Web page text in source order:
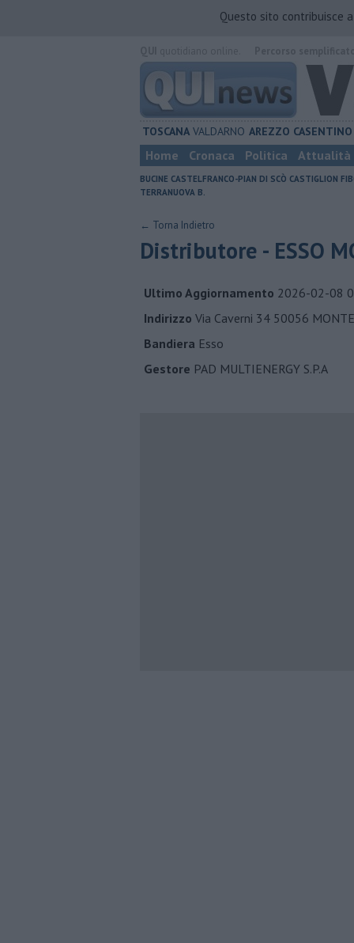
Questo sito contribuisce
TOSCANA VALDARNO AREZZO CASENTINO
Home Cronaca Politica Attualità
BUCINE CASTELFRANCO-PIAN DI SCÒ CASTIGLION
TERRANUOVA B.
← Torna Indietro
Distributore - ESSO
Ultimo Aggiornamento 2026-02-08
Indirizzo Via Caverni 34 50056
Bandiera Esso
Gestore PAD MULTIENERGY S.P.A